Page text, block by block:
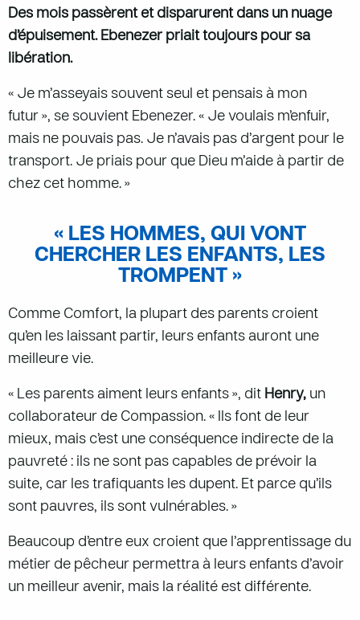
Des mois passèrent et disparurent dans un nuage
d’épuisement. Ebenezer priait toujours pour sa
libération.
« Je m’asseyais souvent seul et pensais à mon
futur », se souvient Ebenezer. « Je voulais m’enfuir,
mais ne pouvais pas. Je n’avais pas d’argent pour le
transport. Je priais pour que Dieu m’aide à partir de
chez cet homme. »
« LES HOMMES, QUI VONT
CHERCHER LES ENFANTS, LES
TROMPENT »
Comme Comfort, la plupart des parents croient
qu’en les laissant partir, leurs enfants auront une
meilleure vie.
« Les parents aiment leurs enfants », dit Henry, un
collaborateur de Compassion. « Ils font de leur
mieux, mais c’est une conséquence indirecte de la
pauvreté : ils ne sont pas capables de prévoir la
suite, car les trafiquants les dupent. Et parce qu’ils
sont pauvres, ils sont vulnérables. »
Beaucoup d’entre eux croient que l’apprentissage du
métier de pêcheur permettra à leurs enfants d’avoir
un meilleur avenir, mais la réalité est différente.